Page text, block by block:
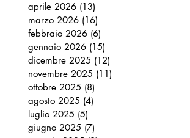
aprile 2026 (13)
marzo 2026 (16)
febbraio 2026 (6)
gennaio 2026 (15)
dicembre 2025 (12)
novembre 2025 (11)
ottobre 2025 (8)
agosto 2025 (4)
luglio 2025 (5)
giugno 2025 (7)